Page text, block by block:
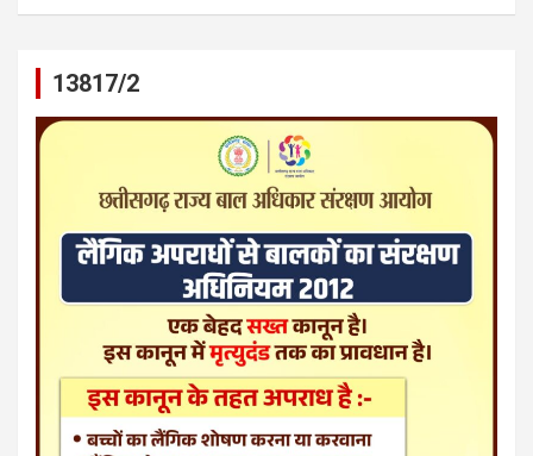
13817/2